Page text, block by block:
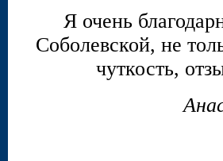
Я очень
Соболевской, не
чуткость,